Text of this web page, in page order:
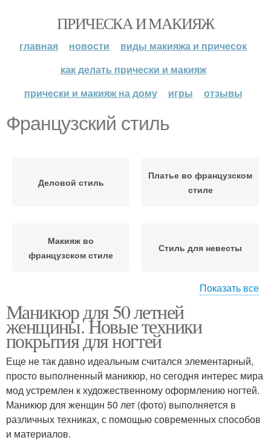
ПРИЧЕСКА И МАКИЯЖ
главная новости
виды макияжа и причесок
как делать прически и макияж
прически и макияж на дому
игры отзывы
Французский стиль
Деловой стиль
Платье во французском
стиле
Макияж во
французском стиле
Стиль для невесты
Французский шик Стиль в одежде
Уличный стиль Стиль для пенсионерок
Платья в французском
Показать все
Маникюр для 50 летней
женщины. Новые техники
покрытия для ногтей
Еще не так давно идеальным считался элементарный,
просто выполненный маникюр, но сегодня интерес мира
мод устремлен к художественному оформлению ногтей.
Маникюр для женщин 50 лет (фото) выполняется в
различных техниках, с помощью современных способов
и материалов.